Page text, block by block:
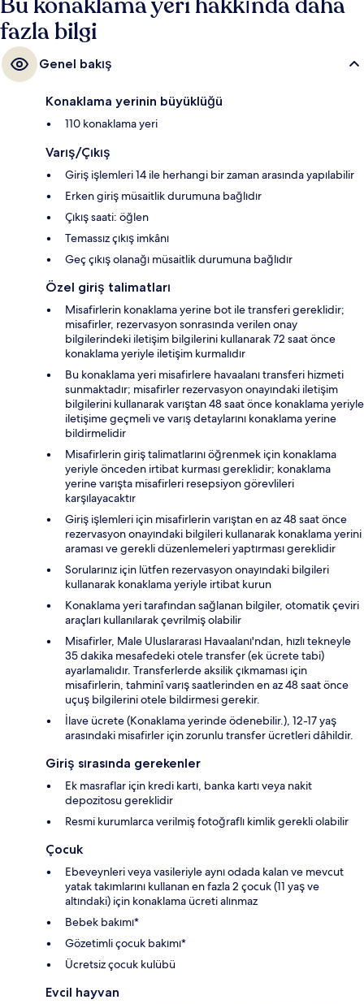
fazla bilgi
Genel bakış
Konaklama yerinin büyüklüğü
110 konaklama yeri
Varış/Çıkış
Giriş işlemleri 14 ile herhangi bir zaman arasında yapılabilir
Erken giriş müsaitlik durumuna bağlıdır
Çıkış saati: öğlen
Temassız çıkış imkânı
Geç çıkış olanağı müsaitlik durumuna bağlıdır
Özel giriş talimatları
Misafirlerin konaklama yerine bot ile transferi gereklidir;
misafirler, rezervasyon sonrasında verilen onay
bilgilerindeki iletişim bilgilerini kullanarak 72 saat önce
konaklama yeriyle iletişim kurmalıdır
Bu konaklama yeri misafirlere havaalanı transferi hizmeti
sunmaktadır; misafirler rezervasyon onayındaki iletişim
bilgilerini kullanarak varıştan 48 saat önce konaklama yeriyle
iletişime geçmeli ve varış detaylarını konaklama yerine
bildirmelidir
Misafirlerin giriş talimatlarını öğrenmek için konaklama
yeriyle önceden irtibat kurması gereklidir; konaklama
yerine varışta misafirleri resepsiyon görevlileri
karşılayacaktır
Giriş işlemleri için misafirlerin varıştan en az 48 saat önce
rezervasyon onayındaki bilgileri kullanarak konaklama yerini
araması ve gerekli düzenlemeleri yaptırması gereklidir
Sorularınız için lütfen rezervasyon onayındaki bilgileri
kullanarak konaklama yeriyle irtibat kurun
Konaklama yeri tarafından sağlanan bilgiler, otomatik çeviri
araçları kullanılarak çevrilmiş olabilir
Misafirler, Male Uluslararası Havaalanı'ndan, hızlı tekneyle
35 dakika mesafedeki otele transfer (ek ücrete tabi)
ayarlamalıdır. Transferlerde aksilik çıkmaması için
misafirlerin, tahminî varış saatlerinden en az 48 saat önce
uçuş bilgilerini otele bildirmesi gerekir.
İlave ücrete (Konaklama yerinde ödenebilir.), 12-17 yaş
arasındaki misafirler için zorunlu transfer ücretleri dâhildir.
Giriş sırasında gerekenler
Ek masraflar için kredi kartı, banka kartı veya nakit
depozitosu gereklidir
Resmi kurumlarca verilmiş fotoğraflı kimlik gerekli olabilir
Çocuk
Ebeveynleri veya vasileriyle aynı odada kalan ve mevcut
yatak takımlarını kullanan en fazla 2 çocuk (11 yaş ve
altındaki) için konaklama ücreti alınmaz
Bebek bakımı*
Gözetimli çocuk bakımı*
Ücretsiz çocuk kulübü
Evcil hayvan